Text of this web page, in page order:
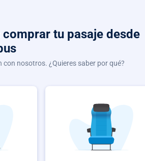
comprar tu pasaje desde
con nosotros. ¿Quieres saber por qué?